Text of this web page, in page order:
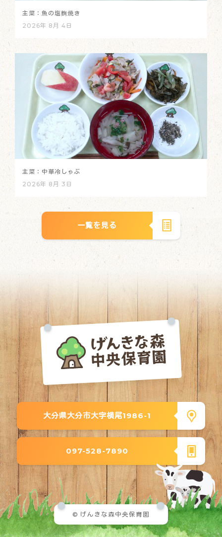
主菜：魚の塩麴焼き
2026年 8月 4日
主菜：中華冷しゃぶ
2026年 8月 3日
一覧を見る
大分県大分市大字横尾1986-1
097-528-7890
© げんきな森中央保育園